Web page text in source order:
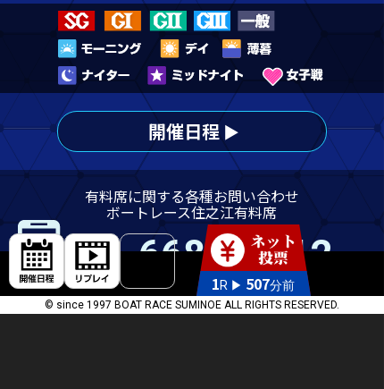
開催日程
有料席に関する各種お問い合わせ
ボートレース住之江有料席
06-6682-6212
受付時間 10:00 ～ 20:00
© since 1997 BOAT RACE SUMINOE ALL RIGHTS RESERVED.
1R ▶ 507分前